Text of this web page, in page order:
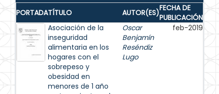
PORTADATÍTULO AUTOR(ES)FECHA DE
PUBLICACIÓN
Asociación de la
inseguridad
alimentaria en los
hogares con el
sobrepeso y
obesidad en
menores de 1 año
Oscar
Benjamín
Reséndiz
Lugo
feb-2019